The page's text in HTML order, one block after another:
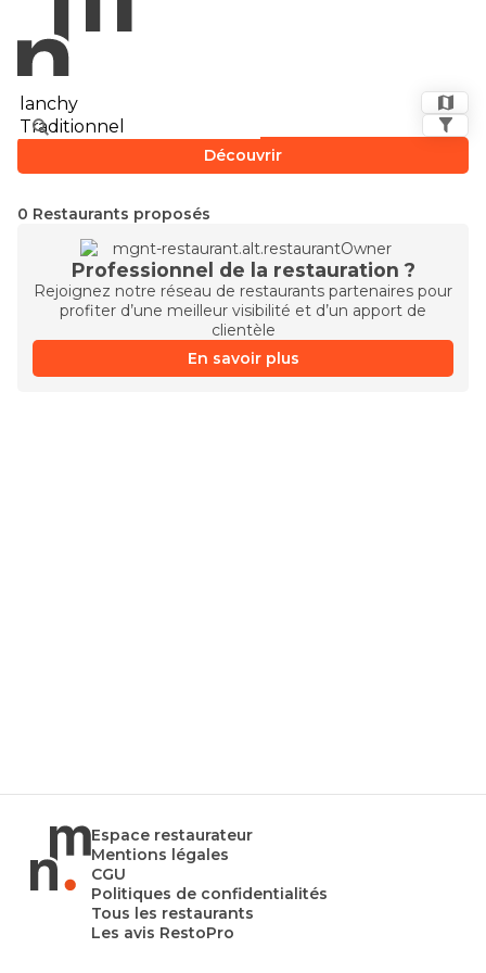
Découvrir
0 Restaurants proposés
Professionnel de la restauration ?
Rejoignez notre réseau de restaurants partenaires pour
profiter d’une meilleur visibilité et d’un apport de
clientèle
En savoir plus
Espace restaurateur
Mentions légales
CGU
Politiques de confidentialités
Tous les restaurants
Les avis RestoPro